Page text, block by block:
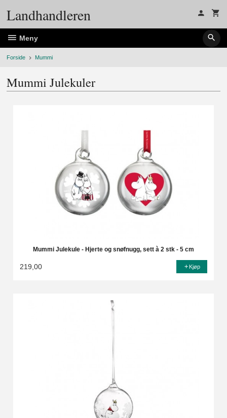
Landhandleren
Meny
Forside Mummi
Mummi Julekuler
Mummi Julekule - Hjerte og snøfnugg, sett à 2 stk - 5 cm
219,00 Kjøp